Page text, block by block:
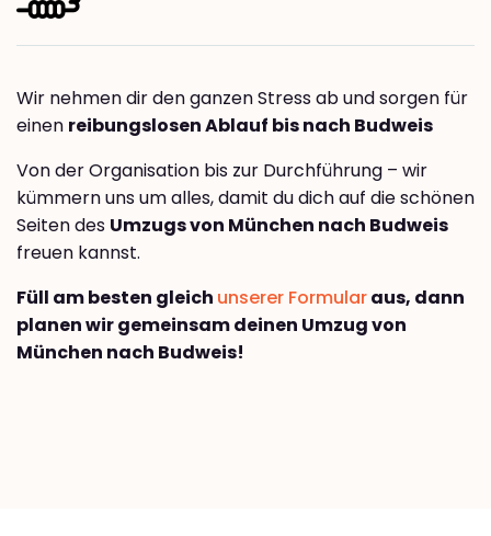
Wir nehmen dir den ganzen Stress ab und sorgen für
einen reibungslosen Ablauf bis nach Budweis
Von der Organisation bis zur Durchführung – wir
kümmern uns um alles, damit du dich auf die schönen
Seiten des Umzugs von München nach Budweis
freuen kannst.
Füll am besten gleich unserer Formularaus, dann
planen wir gemeinsam deinen Umzug von
München nach Budweis!